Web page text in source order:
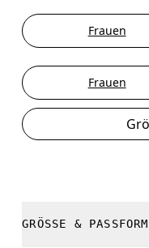
Frauen
Frauen
GRÖSSE & PASSFORM